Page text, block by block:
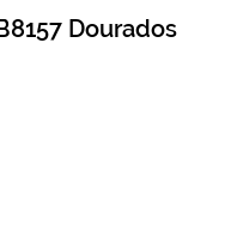
Dourados